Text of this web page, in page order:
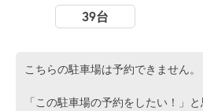
39台
こちらの駐車場は予約できません。
「この駐車場の予約をしたい！」